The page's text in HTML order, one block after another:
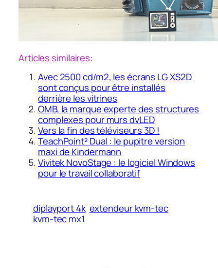
Articles similaires:
Avec 2500 cd/m2, les écrans LG XS2D
sont conçus pour être installés
derrière les vitrines
OMB, la marque experte des structures
complexes pour murs dvLED
Vers la fin des téléviseurs 3D !
TeachPoint² Dual : le pupitre version
maxi de Kindermann
Vivitek NovoStage : le logiciel Windows
pour le travail collaboratif
diplayport 4k extendeur kvm-tec
kvm-tec mx1